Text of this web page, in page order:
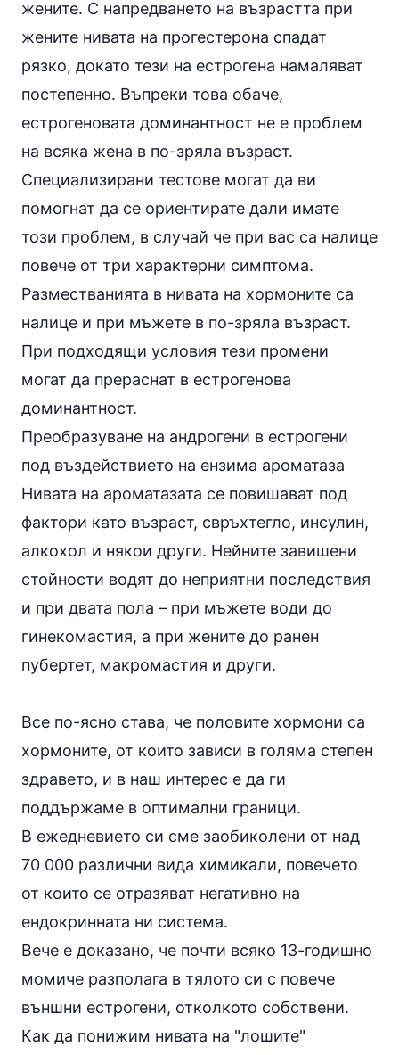
жените. С напредването на възрастта при
жените нивата на прогестерона спадат
рязко, докато тези на естрогена намаляват
постепенно. Въпреки това обаче,
естрогеновата доминантност не е проблем
на всяка жена в по-зряла възраст.
Специализирани тестове могат да ви
помогнат да се ориентирате дали имате
този проблем, в случай че при вас са налице
повече от три характерни симптома.
Разместванията в нивата на хормоните са
налице и при мъжете в по-зряла възраст.
При подходящи условия тези промени
могат да прераснат в естрогенова
доминантност.
Преобразуване на андрогени в естрогени
под въздействието на ензима ароматаза
Нивата на ароматазата се повишават под
фактори като възраст, свръхтегло, инсулин,
алкохол и някои други. Нейните завишени
стойности водят до неприятни последствия
и при двата пола – при мъжете води до
гинекомастия, а при жените до ранен
пубертет, макромастия и други.
Все по-ясно става, че половите хормони са
хормоните, от които зависи в голяма степен
здравето, и в наш интерес е да ги
поддържаме в оптимални граници.
В ежедневието си сме заобиколени от над
70 000 различни вида химикали, повечето
от които се отразяват негативно на
ендокринната ни система.
Вече е доказано, че почти всяко 13-годишно
момиче разполага в тялото си с повече
външни естрогени, отколкото собствени.
Как да понижим нивата на "лошите"